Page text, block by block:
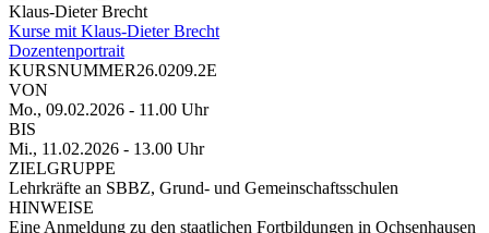
Klaus-Dieter Brecht
Kurse mit Klaus-Dieter Brecht
Dozentenportrait
KURSNUMMER26.0209.2E
VON
Mo., 09.02.2026 - 11.00 Uhr
BIS
Mi., 11.02.2026 - 13.00 Uhr
ZIELGRUPPE
Lehrkräfte an SBBZ, Grund- und Gemeinschaftsschulen
HINWEISE
Eine Anmeldung zu den staatlichen Fortbildungen in Ochsenhausen